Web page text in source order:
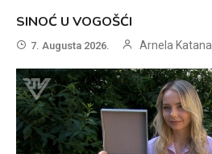
SINOĆ U VOGOŠĆI
7. Augusta 2026. Arnela Katana